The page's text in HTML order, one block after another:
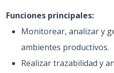
Funciones principales:
Monitorear, analizar y
ambientes productivos.
Realizar trazabilidad y